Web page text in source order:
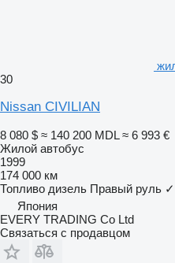
30
Nissan CIVILIAN
8 080 $ ≈ 140 200 MDL ≈ 6 993 €
Жилой автобус
1999
174 000 км
Топливо дизель Правый руль ✓
Япония
EVERY TRADING Co Ltd
Связаться с продавцом